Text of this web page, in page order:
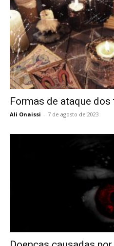
Formas de ataque
Ali Onaissi - 7 de agosto de 2023